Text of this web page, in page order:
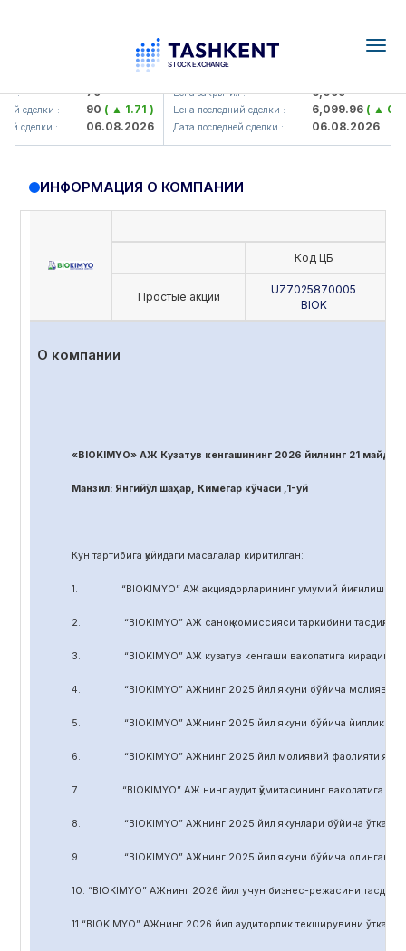
79
сделки : ( ▲ 1.71 )
: 06.08.2026
UZMK (<O'zmetkombinat> AJ)
Цена закрытия : 6,099
Цена последний сделки : 6,099.96( ▲ 0.08 )
Дата последней сделки : 06.08.2026
ИНФОРМАЦИЯ О КОМПАНИИ
Код ЦБ
Простые акции
UZ7025870005
BIOK
О компании
«BIOKIMYO» АЖ Кузатув кенгашининг 2026 йилнинг 21
Манзил: Янгийўл шаҳар, Кимёгар кўчаси ,1-уй
Кун тартибига қуйидаги масалалар киритилган:
1. “BIOKIMYO” АЖ акциядорларининг умумий йиғилиши
2. “BIOKIMYO” АЖ саноқ комиссияси таркибини тасдиқлаш.
3. “BIOKIMYO” АЖ кузатув кенгаши ваколатига кирадиган
4. “BIOKIMYO” АЖнинг 2025 йил якуни бўйича молиявий-
5. “BIOKIMYO” АЖнинг 2025 йил якуни бўйича йиллик
6. “BIOKIMYO” АЖнинг 2025 йил молиявий фаолияти якуни
7. “BIOKIMYO” АЖ нинг аудит қўмитасининг ваколатига
8. “BIOKIMYO” АЖнинг 2025 йил якунлари бўйича
9. “BIOKIMYO” АЖнинг 2025 йил якуни бўйича олинган соф
10. “BIOKIMYO” АЖнинг 2026 йил учун бизнес-режасини
11.“BIOKIMYO” АЖнинг 2026 йил аудиторлик текширувини